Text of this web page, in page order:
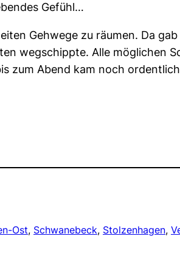
Gefühl…
Gehwege zu räumen. Da
wegschippte. Alle möglichen
zum Abend kam noch
Ost, Schwanebeck, Stolzenhagen,